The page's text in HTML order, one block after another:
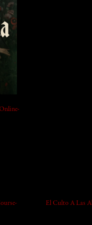
El Culto A Las